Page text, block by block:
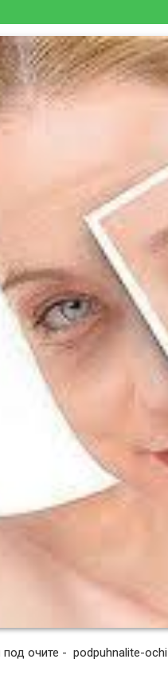
под очите - podpuhnalite-ochi